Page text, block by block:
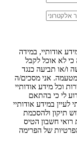
אודותיי, במידה
כי לא אוכל לקבל
ו/או תביעה כנגד
מטעמה. אני מסכים/ה
וכל מידע אודותיי
לי כי בהתאם
לעיין במידע אודותיי
תיקון ולהסכמת
רואי חשבון הטיס
של הפרימה